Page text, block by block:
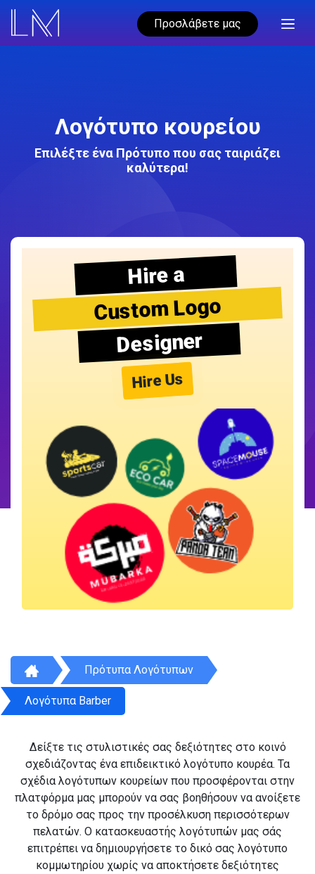
Προσλάβετε μας
Λογότυπο κουρείου
Επιλέξτε ένα Πρότυπο που σας ταιριάζει
καλύτερα!
Hire a
Custom Logo
Designer
Hire Us
Πρότυπα Λογότυπων
Λογότυπα Barber
Δείξτε τις στυλιστικές σας δεξιότητες στο κοινό
σχεδιάζοντας ένα επιδεικτικό λογότυπο κουρέα. Τα
σχέδια λογότυπων κουρείων που προσφέρονται στην
πλατφόρμα μας μπορούν να σας βοηθήσουν να ανοίξετε
το δρόμο σας προς την προσέλκυση περισσότερων
πελατών. Ο κατασκευαστής λογότυπών μας σάς
επιτρέπει να δημιουργήσετε το δικό σας λογότυπο
κομμωτηρίου χωρίς να αποκτήσετε δεξιότητες